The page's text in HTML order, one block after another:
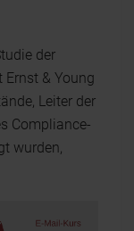
der
& Young
Leiter der
Compliance-
wurden,